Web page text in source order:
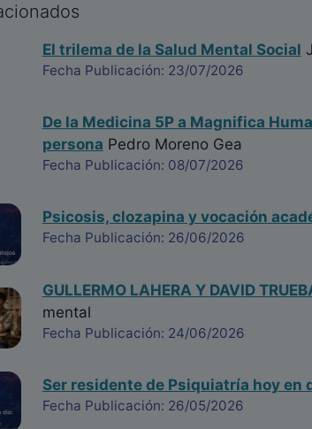
El trilema de la Salud Mental Social
Fecha Publicación: 23/07/2026
De la Medicina 5P a Magnifica
persona Pedro Moreno Gea
Fecha Publicación: 08/07/2026
Psicosis, clozapina y vocación
Fecha Publicación: 26/06/2026
GULLERMO LAHERA Y DAVID
mental
Fecha Publicación: 24/06/2026
Ser residente de Psiquiatría hoy en
Fecha Publicación: 26/05/2026